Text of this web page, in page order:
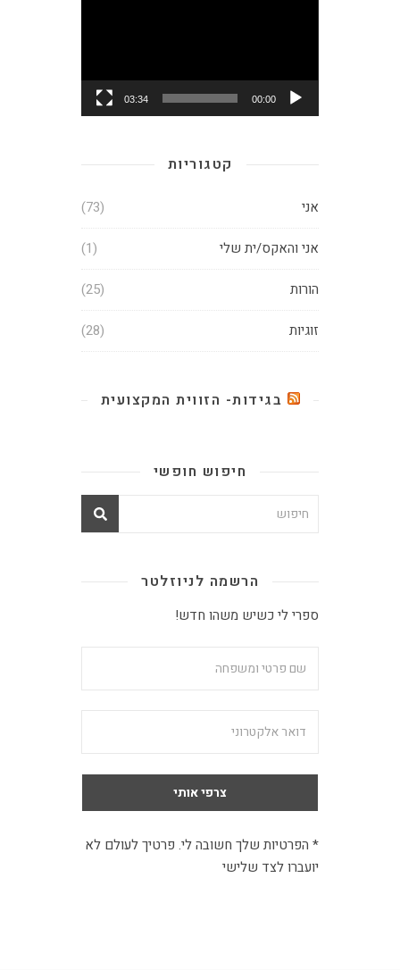
חיפוש חופשי
הרשמה לניוזלטר
ספרי לי כשיש משהו חדש!
* הפרטיות שלך חשובה לי. פרטיך לעולם לא
יועברו לצד שלישי
00:00
03:34
קטגוריות
אני (73)
אני והאקס/ית שלי (1)
הורות (25)
זוגיות (28)
בגידות- הזווית המקצועית